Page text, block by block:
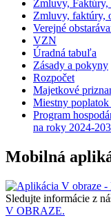
Zmluvy,
Zmluvy, faktúry,
Verejné
VZN
Úradná tabuľa
Zásady a pokyny
Rozpočet
Majetkové
Miestny poplatok
Program
na roky 2024-
Mobilná
Sledujte informácie z
V OBRAZE.